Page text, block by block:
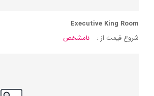
Executive King Room
شروع قیمت از :
نامشخص